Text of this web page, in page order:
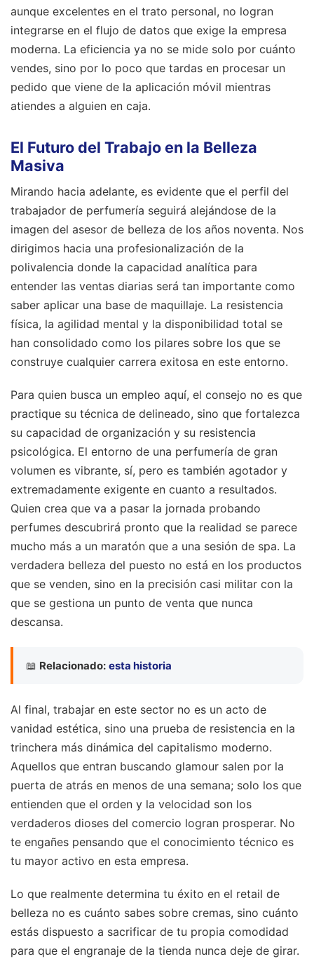
aunque excelentes en el trato personal, no logran
integrarse en el flujo de datos que exige la empresa
moderna. La eficiencia ya no se mide solo por cuánto
vendes, sino por lo poco que tardas en procesar un
pedido que viene de la aplicación móvil mientras
atiendes a alguien en caja.
El Futuro del Trabajo en la Belleza
Masiva
Mirando hacia adelante, es evidente que el perfil del
trabajador de perfumería seguirá alejándose de la
imagen del asesor de belleza de los años noventa. Nos
dirigimos hacia una profesionalización de la
polivalencia donde la capacidad analítica para
entender las ventas diarias será tan importante como
saber aplicar una base de maquillaje. La resistencia
física, la agilidad mental y la disponibilidad total se
han consolidado como los pilares sobre los que se
construye cualquier carrera exitosa en este entorno.
Para quien busca un empleo aquí, el consejo no es que
practique su técnica de delineado, sino que fortalezca
su capacidad de organización y su resistencia
psicológica. El entorno de una perfumería de gran
volumen es vibrante, sí, pero es también agotador y
extremadamente exigente en cuanto a resultados.
Quien crea que va a pasar la jornada probando
perfumes descubrirá pronto que la realidad se parece
mucho más a un maratón que a una sesión de spa. La
verdadera belleza del puesto no está en los productos
que se venden, sino en la precisión casi militar con la
que se gestiona un punto de venta que nunca
descansa.
📖 Relacionado: esta historia
Al final, trabajar en este sector no es un acto de
vanidad estética, sino una prueba de resistencia en la
trinchera más dinámica del capitalismo moderno.
Aquellos que entran buscando glamour salen por la
puerta de atrás en menos de una semana; solo los que
entienden que el orden y la velocidad son los
verdaderos dioses del comercio logran prosperar. No
te engañes pensando que el conocimiento técnico es
tu mayor activo en esta empresa.
Lo que realmente determina tu éxito en el retail de
belleza no es cuánto sabes sobre cremas, sino cuánto
estás dispuesto a sacrificar de tu propia comodidad
para que el engranaje de la tienda nunca deje de girar.